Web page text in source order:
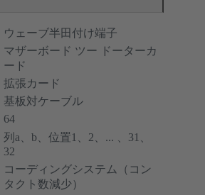
ウェーブ半田付け端子
マザーボード ツー ドーターカ
ード
拡張カード
基板対ケーブル
64
列a、b、位置1、2、... 、31、
32
コーディングシステム（コン
タクト数減少）